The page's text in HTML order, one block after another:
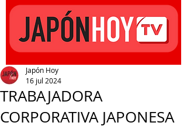
TRABAJADORA
CORPORATIVA JAPONESA
Japón Hoy
16 jul 2024